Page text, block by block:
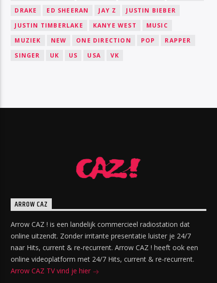
DRAKE
ED SHEERAN JAY Z
JUSTIN BIEBER
JUSTIN TIMBERLAKE
KANYE WEST
MUSIC
MUZIEK
NEW ONE DIRECTION POP
RAPPER
SINGER
UK US USA VK
ARROW CAZ
Arrow CAZ ! is een landelijk commercieel radiostation dat
online uitzendt. Zonder irritante presentatie luister je 24/7
naar Hits, current & re-recurrent. Arrow CAZ ! heeft ook een
online videoplatform met 24/7 Hits, current & re-recurrent.
Arrow CAZ TV vind je hier